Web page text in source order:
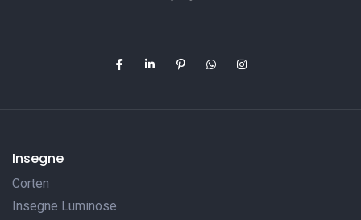
Insegne
Corten
Insegne Luminose